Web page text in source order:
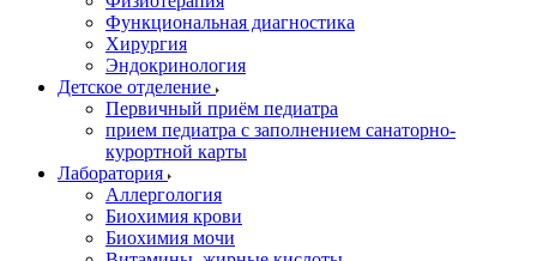
Функциональная диагностика
Хирургия
Эндокринология
Детское отделение
Первичный приём педиатра
прием педиатра с заполнением санаторно-
курортной карты
Лаборатория
Аллергология
Биохимия крови
Биохимия мочи